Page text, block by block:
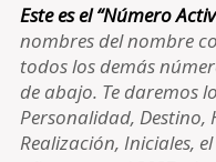
Este es el “Número
nombres del nombre
todos los demás
de abajo. Te daremos
Personalidad,
Realización, Iniciales,